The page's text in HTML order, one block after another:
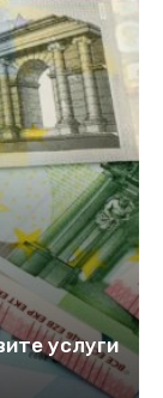
услуги